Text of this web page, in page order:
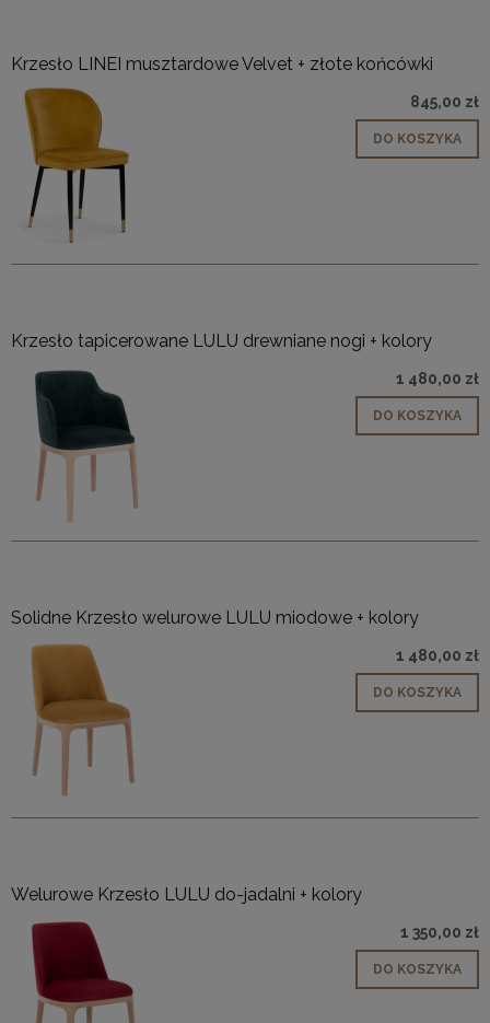
Krzesło LINEI musztardowe Velvet + złote końcówki
845,00 zł
DO KOSZYKA
Krzesło tapicerowane LULU drewniane nogi + kolory
1 480,00 zł
DO KOSZYKA
Solidne Krzesło welurowe LULU miodowe + kolory
1 480,00 zł
DO KOSZYKA
Welurowe Krzesło LULU do-jadalni + kolory
1 350,00 zł
DO KOSZYKA